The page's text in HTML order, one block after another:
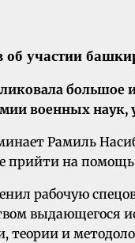
большое
военных
Рамиль
прийти на
рабочую
выдающегося
теории и